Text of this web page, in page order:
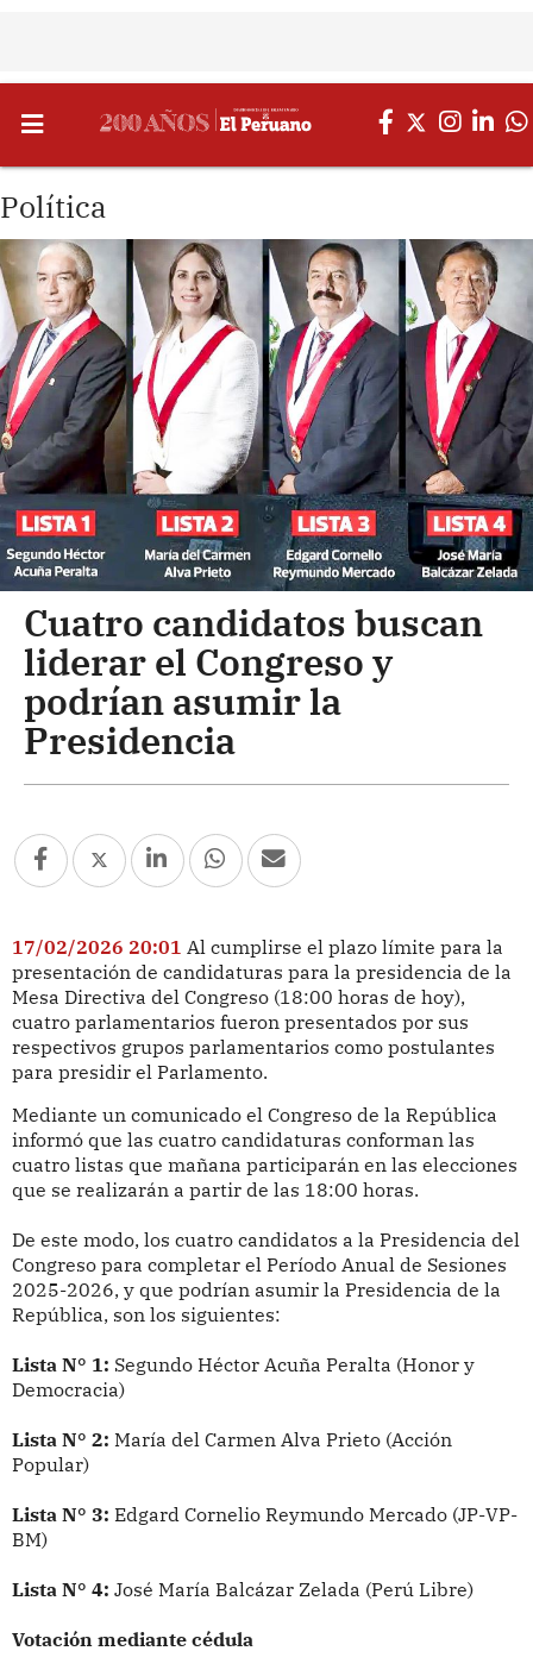
Política
Cuatro candidatos buscan
liderar el Congreso y
podrían asumir la
Presidencia
17/02/2026 20:01 Al cumplirse el plazo límite para la
presentación de candidaturas para la presidencia de la
Mesa Directiva del Congreso (18:00 horas de hoy),
cuatro parlamentarios fueron presentados por sus
respectivos grupos parlamentarios como postulantes
para presidir el Parlamento.
Mediante un comunicado el Congreso de la República
informó que las cuatro candidaturas conforman las
cuatro listas que mañana participarán en las elecciones
que se realizarán a partir de las 18:00 horas.
De este modo, los cuatro candidatos a la Presidencia del
Congreso para completar el Período Anual de Sesiones
2025-2026, y que podrían asumir la Presidencia de la
República, son los siguientes:
Lista N° 1: Segundo Héctor Acuña Peralta (Honor y
Democracia)
Lista N° 2: María del Carmen Alva Prieto (Acción
Popular)
Lista N° 3: Edgard Cornelio Reymundo Mercado (JP-VP-
BM)
Lista N° 4: José María Balcázar Zelada (Perú Libre)
Votación mediante cédula